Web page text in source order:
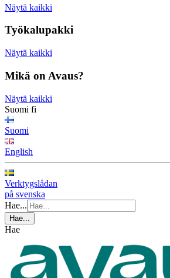
Näytä kaikki
Työkalupakki
Näytä kaikki
Mikä on Avaus?
Näytä kaikki
Suomi fi
Suomi
English
Verktygslådan
på svenska
Hae...
Hae...
Hae